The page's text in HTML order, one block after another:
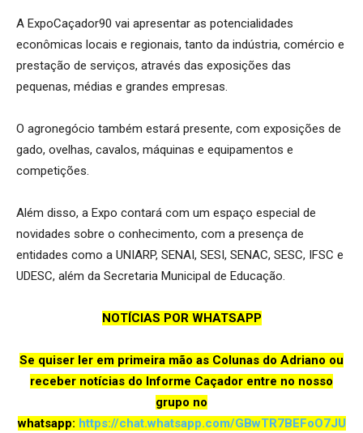
A ExpoCaçador90 vai apresentar as potencialidades
econômicas locais e regionais, tanto da indústria, comércio e
prestação de serviços, através das exposições das
pequenas, médias e grandes empresas.
O agronegócio também estará presente, com exposições de
gado, ovelhas, cavalos, máquinas e equipamentos e
competições.
Além disso, a Expo contará com um espaço especial de
novidades sobre o conhecimento, com a presença de
entidades como a UNIARP, SENAI, SESI, SENAC, SESC, IFSC e
UDESC, além da Secretaria Municipal de Educação.
NOTÍCIAS POR WHATSAPP
Se quiser ler em primeira mão as Colunas do Adriano ou
receber notícias do Informe Caçador entre no nosso
grupo no
whatsapp: https://chat.whatsapp.com/GBwTR7BEFoO7JU